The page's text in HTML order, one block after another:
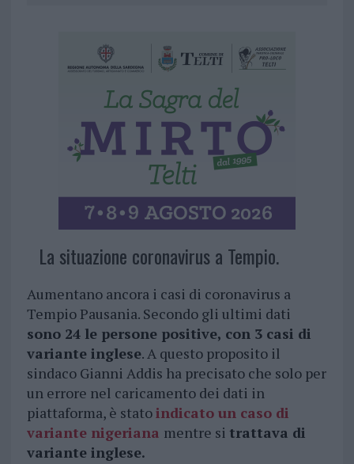
La situazione coronavirus a Tempio.
Aumentano ancora i casi di coronavirus a
Tempio Pausania. Secondo gli ultimi dati
sono 24 le persone positive, con 3 casi di
variante inglese. A questo proposito il
sindaco Gianni Addis ha precisato che solo per
un errore nel caricamento dei dati in
piattaforma, è statoindicato un caso di
variante nigeriana mentre si trattava di
variante inglese.